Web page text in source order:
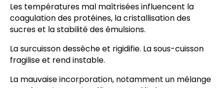
Les températures mal maîtrisées influencent la
coagulation des protéines, la cristallisation des
sucres et la stabilité des émulsions.
La surcuisson dessèche et rigidifie. La sous-cuisson
fragilise et rend instable.
La mauvaise incorporation, notamment un mélange